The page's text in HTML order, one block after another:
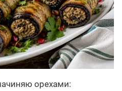
орехами: